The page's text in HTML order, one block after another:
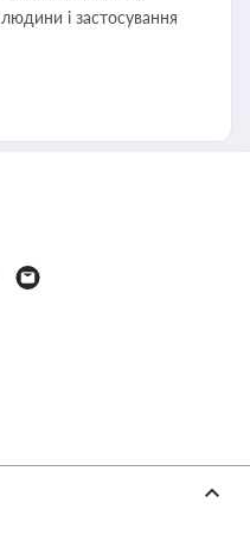
і застосування